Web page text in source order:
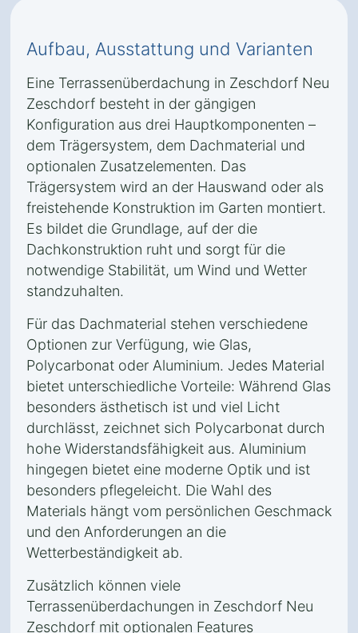
Aufbau, Ausstattung und Varianten
Eine Terrassenüberdachung in Zeschdorf Neu
Zeschdorf besteht in der gängigen
Konfiguration aus drei Hauptkomponenten –
dem Trägersystem, dem Dachmaterial und
optionalen Zusatzelementen. Das
Trägersystem wird an der Hauswand oder als
freistehende Konstruktion im Garten montiert.
Es bildet die Grundlage, auf der die
Dachkonstruktion ruht und sorgt für die
notwendige Stabilität, um Wind und Wetter
standzuhalten.
Für das Dachmaterial stehen verschiedene
Optionen zur Verfügung, wie Glas,
Polycarbonat oder Aluminium. Jedes Material
bietet unterschiedliche Vorteile: Während Glas
besonders ästhetisch ist und viel Licht
durchlässt, zeichnet sich Polycarbonat durch
hohe Widerstandsfähigkeit aus. Aluminium
hingegen bietet eine moderne Optik und ist
besonders pflegeleicht. Die Wahl des
Materials hängt vom persönlichen Geschmack
und den Anforderungen an die
Wetterbeständigkeit ab.
Zusätzlich können viele
Terrassenüberdachungen in Zeschdorf Neu
Zeschdorf mit optionalen Features